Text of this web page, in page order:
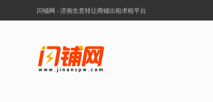
闪铺网 - 济南生意转让商铺出租求租平台